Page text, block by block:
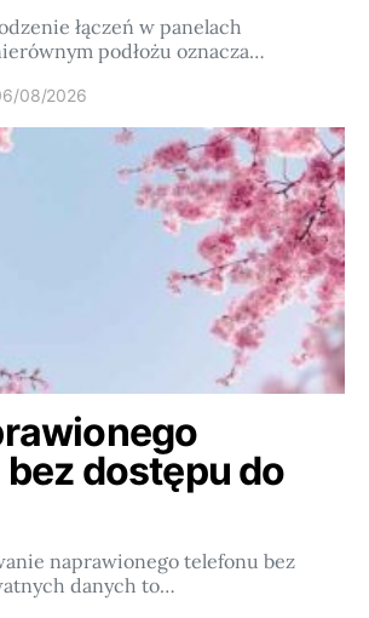
łączeń w panelach
podłożu oznacza…
08/2026
dostępu do
naprawionego telefonu bez
danych to…